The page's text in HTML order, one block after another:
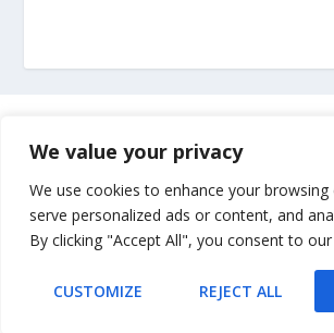
We value your privacy
We use cookies to enhance your browsing
serve personalized ads or content, and
By clicking "Accept All", you consent to
CUSTOMIZE REJECT ALL
Impressum
Uvjeti korištenja
Kontakt